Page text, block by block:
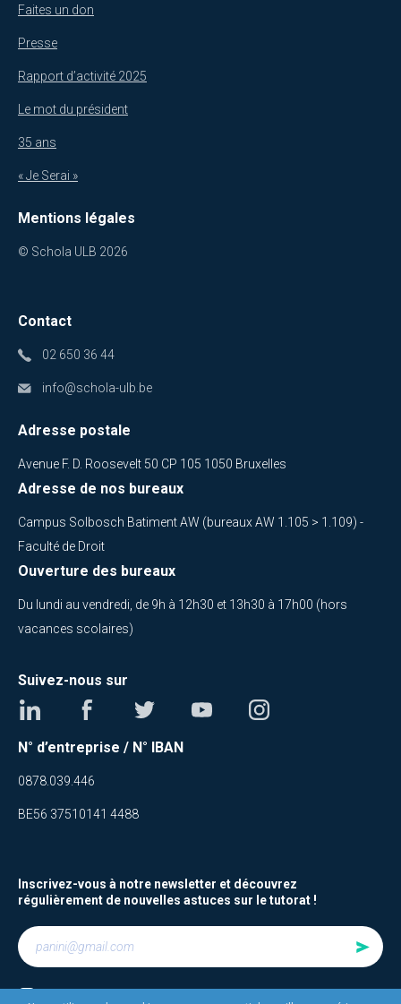
Faites un don
Presse
Rapport d’activité 2025
Le mot du président
35 ans
« Je Serai »
Mentions légales
© Schola ULB 2026
Contact
02 650 36 44
info@schola-ulb.be
Adresse postale
Avenue F. D. Roosevelt 50 CP 105 1050 Bruxelles
Adresse de nos bureaux
Campus Solbosch Batiment AW (bureaux AW 1.105 > 1.109) -
Faculté de Droit
Ouverture des bureaux
Du lundi au vendredi, de 9h à 12h30 et 13h30 à 17h00 (hors
vacances scolaires)
Suivez-nous sur
N° d’entreprise / N° IBAN
0878.039.446
BE56 37510141 4488
Inscrivez-vous à notre newsletter et découvrez
régulièrement de nouvelles astuces sur le tutorat !